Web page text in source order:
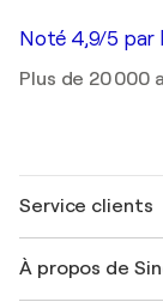
Noté 4,9/5 par
Plus de 20 000
Service clients
Expédition
À propos de